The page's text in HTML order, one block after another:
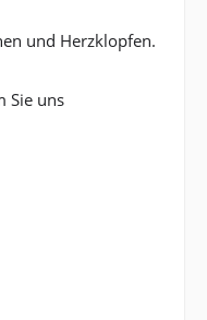
und Herzklopfen.
Sie uns